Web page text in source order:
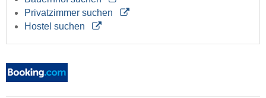
Privatzimmer suchen
Hostel suchen